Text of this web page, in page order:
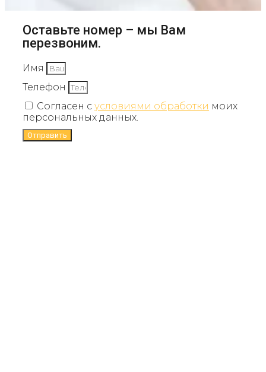
Оставьте номер – мы Вам
перезвоним.
Имя
Телефон
Согласен с условиями обработки моих
персональных данных.
Отправить